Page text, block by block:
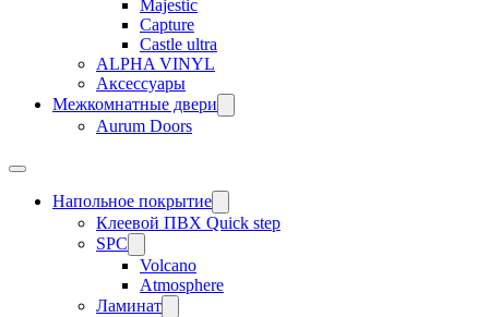
Majestic
Capture
Castle ultra
ALPHA VINYL
Аксессуары
Межкомнатные двери
Aurum Doors
Напольное покрытие
Клеевой ПВХ Quick step
SPC
Volcano
Atmosphere
Ламинат